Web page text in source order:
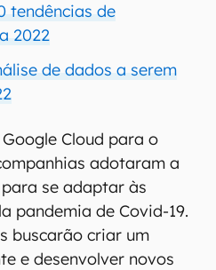
tendências de
2022
de dados a serem
Cloud para o
adotaram a
se adaptar às
pandemia de Covid-19.
buscarão criar um
e desenvolver novos